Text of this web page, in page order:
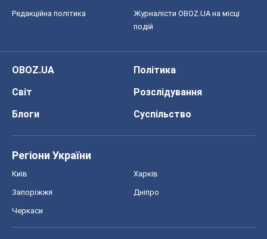
Редакційна політика
Журналісти OBOZ.UA на місці
подій
OBOZ.UA
Політика
Світ
Розслідування
Блоги
Суспільство
Регіони України
Київ Харків
Запоріжжя Дніпро
Черкаси